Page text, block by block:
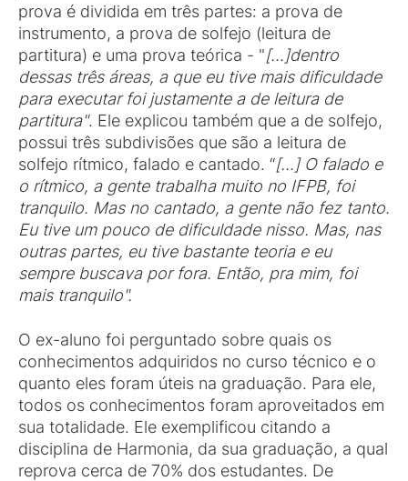
prova é dividida em três partes: a prova de
instrumento, a prova de solfejo (leitura de
partitura) e uma prova teórica - "[...]dentro
dessas três áreas, a que eu tive mais dificuldade
para executar foi justamente a de leitura de
partitura". Ele explicou também que a de solfejo,
possui três subdivisões que são a leitura de
solfejo rítmico, falado e cantado. “[...] O falado e
o rítmico, a gente trabalha muito no IFPB, foi
tranquilo. Mas no cantado, a gente não fez tanto.
Eu tive um pouco de dificuldade nisso. Mas, nas
outras partes, eu tive bastante teoria e eu
sempre buscava por fora. Então, pra mim, foi
mais tranquilo".
O ex-aluno foi perguntado sobre quais os
conhecimentos adquiridos no curso técnico e o
quanto eles foram úteis na graduação. Para ele,
todos os conhecimentos foram aproveitados em
sua totalidade. Ele exemplificou citando a
disciplina de Harmonia, da sua graduação, a qual
reprova cerca de 70% dos estudantes. De